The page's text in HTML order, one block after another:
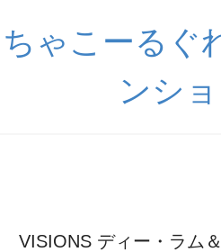
ちゃこーるぐ
ンシ
VISIONS ディー・ラム